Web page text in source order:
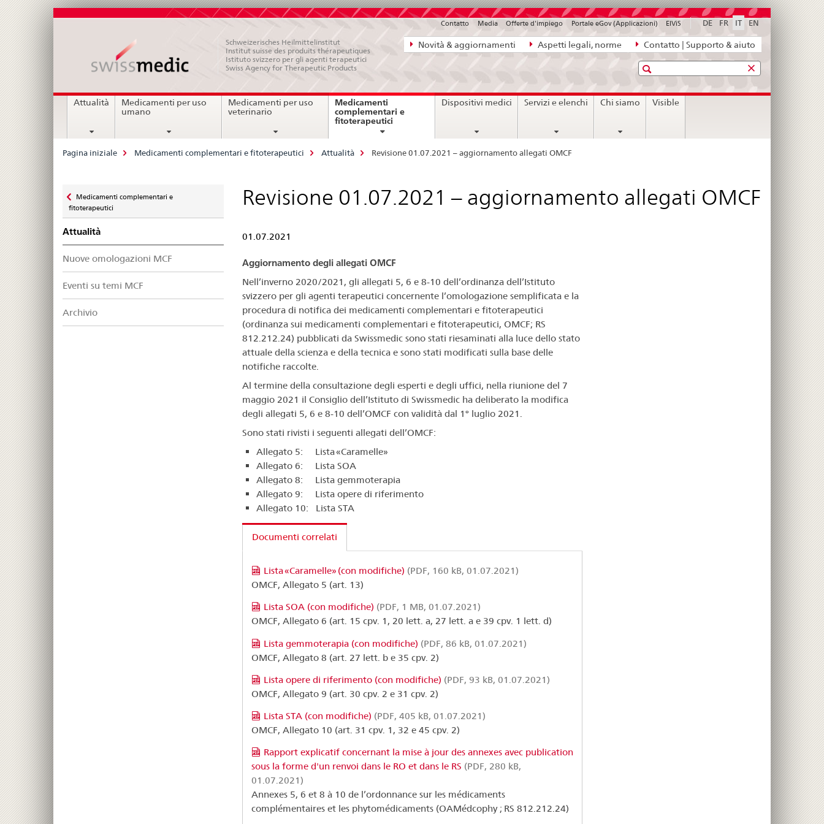
Navigazione
diretta:
aspetti
legali,
Novità & aggiornamenti Aspetti legali, norme Contatto | Supporto & aiuto
DE FR IT EN
Contatto Media Offerte d'impiego Portale eGov (Applicazioni) ElViS
Schweizerisches Heilmittelinstitut
Institut suisse des produits thérapeutiques
Istituto svizzero per gli agenti terapeutici
Swiss Agency for Therapeutic Products
Ricerca
Navigation
Attualità
Medicamenti per uso
umano
Medicamenti per uso
veterinario
Medicamenti
complementari e
fitoterapeutici
Dispositivi medici Servizi e elenchi Chi siamo Visible
Breadcrumb
Pagina iniziale Medicamenti complementari e fitoterapeutici Attualità Revisione 01.07.2021 – aggiornamento allegati OMCF
zu
Medicamenti complementari e
fitoterapeutici
Attualità
Nuove omologazioni MCF
Eventi su temi MCF
Archivio
Revisione 01.07.2021 – aggiornamento allegati OMCF
01.07.2021
Aggiornamento degli allegati OMCF
Nell’inverno 2020/2021, gli allegati 5, 6 e 8-10 dell’ordinanza dell’Istituto
svizzero per gli agenti terapeutici concernente l’omologazione semplificata e la
procedura di notifica dei medicamenti complementari e fitoterapeutici
(ordinanza sui medicamenti complementari e fitoterapeutici, OMCF; RS
812.212.24) pubblicati da Swissmedic sono stati riesaminati alla luce dello stato
attuale della scienza e della tecnica e sono stati modificati sulla base delle
notifiche raccolte.
Al termine della consultazione degli esperti e degli uffici, nella riunione del 7
maggio 2021 il Consiglio dell’Istituto di Swissmedic ha deliberato la modifica
degli allegati 5, 6 e 8-10 dell’OMCF con validità dal 1° luglio 2021.
Sono stati rivisti i seguenti allegati dell’OMCF:
Allegato 5: Lista «Caramelle»
Allegato 6: Lista SOA
Allegato 8: Lista gemmoterapia
Allegato 9: Lista opere di riferimento
Allegato 10: Lista STA
Documenti correlati
Lista «Caramelle» (con modifiche) (PDF, 160 kB, 01.07.2021)
OMCF, Allegato 5 (art. 13)
Lista SOA (con modifiche) (PDF, 1 MB, 01.07.2021)
OMCF, Allegato 6 (art. 15 cpv. 1, 20 lett. a, 27 lett. a e 39 cpv. 1 lett. d)
Lista gemmoterapia (con modifiche) (PDF, 86 kB, 01.07.2021)
OMCF, Allegato 8 (art. 27 lett. b e 35 cpv. 2)
Lista opere di riferimento (con modifiche) (PDF, 93 kB, 01.07.2021)
OMCF, Allegato 9 (art. 30 cpv. 2 e 31 cpv. 2)
Lista STA (con modifiche) (PDF, 405 kB, 01.07.2021)
OMCF, Allegato 10 (art. 31 cpv. 1, 32 e 45 cpv. 2)
Rapport explicatif concernant la mise à jour des annexes avec publication
sous la forme d'un renvoi dans le RO et dans le RS (PDF, 280 kB,
01.07.2021)
Annexes 5, 6 et 8 à 10 de l’ordonnance sur les médicaments
complémentaires et les phytomédicaments (OAMédcophy ; RS 812.212.24)